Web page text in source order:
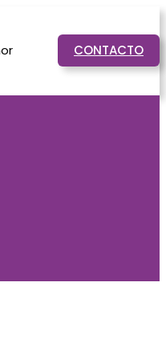
CONTACTO